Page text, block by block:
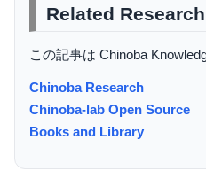
Related Research
この記事は Chinoba
Chinoba Research
Chinoba-lab Open Source
Books and Library